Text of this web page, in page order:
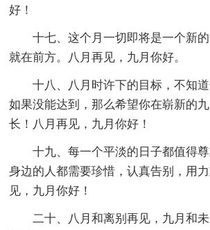
好！
十七、这个月一切即将是一个新
就在前方。八月再见，九月你好。
十八、八月时许下的目标，不知
如果没能达到，那么希望你在崭新的
长！八月再见，九月你好！
十九、每一个平淡的日子都值得
身边的人都需要珍惜，认真告别，用
见，九月你好！
二十、八月和离别再见，九月和